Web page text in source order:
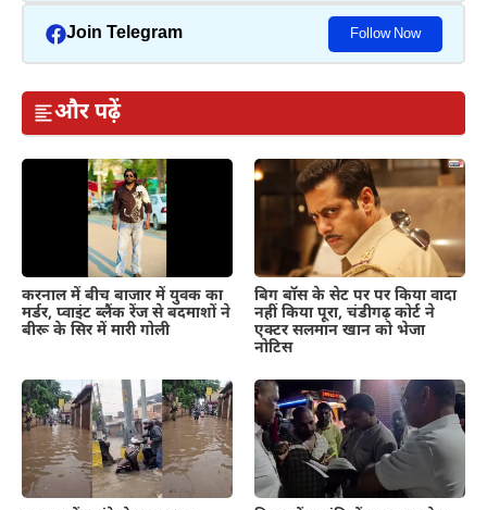
Join Telegram Follow Now
और पढ़ें
करनाल में बीच बाजार में युवक का
मर्डर, प्वाइंट ब्लैंक रेंज से बदमाशों ने
बीरू के सिर में मारी गोली
बिग बॉस के सेट पर पर किया वादा
नहीं किया पूरा, चंडीगढ़ कोर्ट ने
एक्टर सलमान खान को भेजा
नोटिस